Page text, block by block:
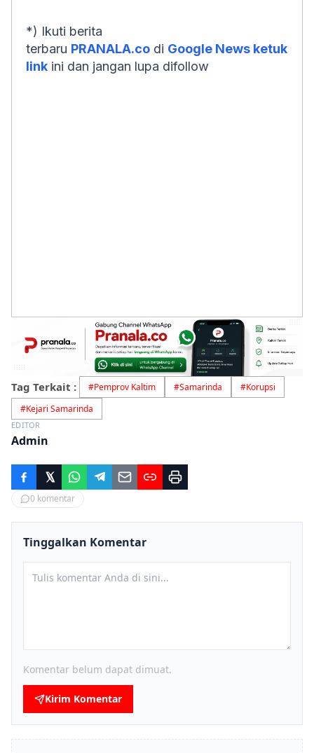
*) Ikuti berita
terbaru PRANALA.co di Google News ketuk
link ini dan jangan lupa difollow
Tag Terkait : #Pemprov Kaltim #Samarinda #Korupsi
#Kejari Samarinda
EDITOR
Admin
0 komentar
Tinggalkan Komentar
Komentar belum dapat dimuat.
Kirim Komentar